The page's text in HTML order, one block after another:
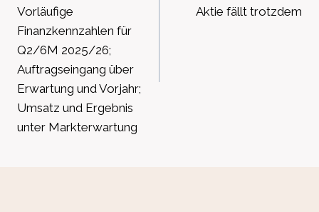
Vorläufige
Finanzkennzahlen für
Q2/6M 2025/26;
Auftragseingang über
Erwartung und Vorjahr;
Umsatz und Ergebnis
unter Markterwartung
Aktie fällt trotzdem